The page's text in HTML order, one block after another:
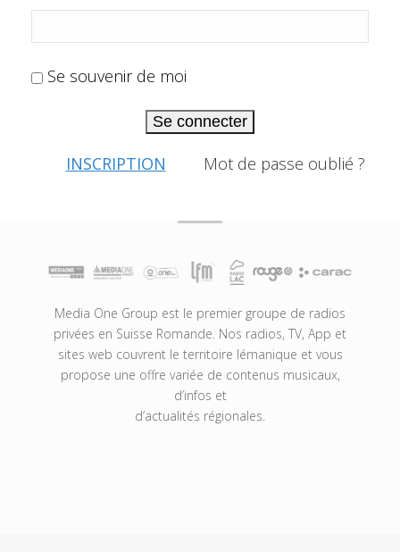
Se souvenir de moi
Se connecter
INSCRIPTION Mot de passe oublié ?
Media One Group est le premier groupe de radios
privées en Suisse Romande. Nos radios, TV, App et
sites web couvrent le territoire lémanique et vous
propose une offre variée de contenus musicaux,
d’infos et
d’actualités régionales.